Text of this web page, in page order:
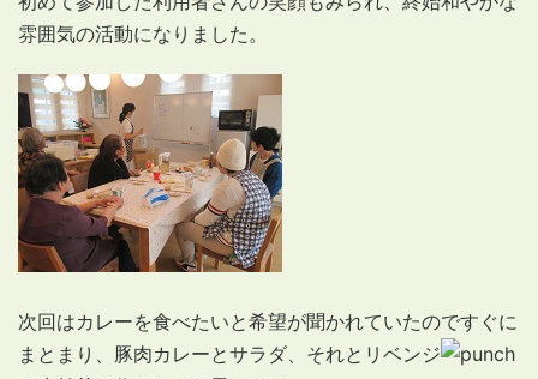
雰囲気の活動になりました。
次回はカレーを食べたいと希望が聞かれていたのですぐに
まとまり、豚肉カレーとサラダ、それとリベンジ